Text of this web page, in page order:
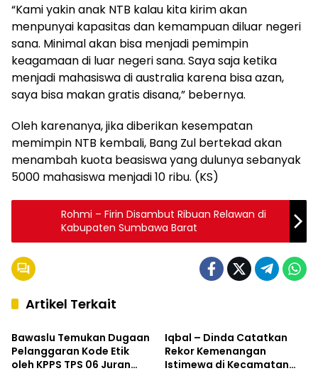
“Kami yakin anak NTB kalau kita kirim akan
menpunyai kapasitas dan kemampuan diluar negeri
sana. Minimal akan bisa menjadi pemimpin
keagamaan di luar negeri sana. Saya saja ketika
menjadi mahasiswa di australia karena bisa azan,
saya bisa makan gratis disana,” bebernya.
Oleh karenanya, jika diberikan kesempatan
memimpin NTB kembali, Bang Zul bertekad akan
menambah kuota beasiswa yang dulunya sebanyak
5000 mahasiswa menjadi 10 ribu. (KS)
Rohmi – Firin Disambut Ribuan Relawan di
Kabupaten Sumbawa Barat
Artikel Terkait
Hukum & Kriminal
Bawaslu Temukan Dugaan
Pelanggaran Kode Etik
oleh KPPS TPS 06 Juran
Iqbal – Dinda Catatkan
Rekor Kemenangan
Istimewa di Kecamatan
Kabar Pilkada Kabar Pilkada